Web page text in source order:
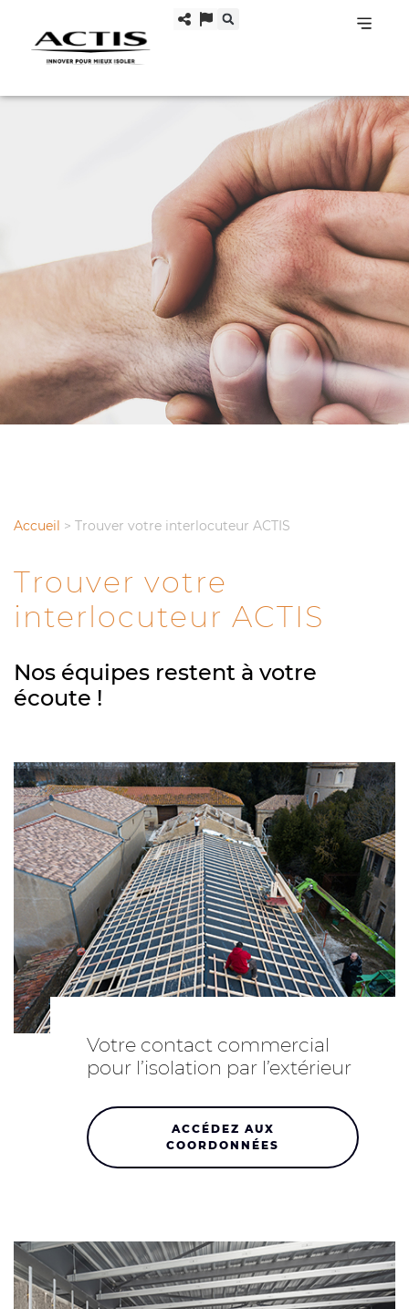
Accueil > Trouver votre interlocuteur ACTIS
Trouver votre
interlocuteur ACTIS
Nos équipes restent à votre
écoute !
Votre contact commercial
pour l’isolation par l’extérieur
ACCÉDEZ AUX
COORDONNÉES